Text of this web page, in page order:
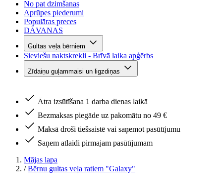
No pat dzimšanas
Aprūpes piederumi
Populāras preces
DĀVANAS
Gultas veļa bērniem
Sieviešu naktskrekli - Brīvā laika apģērbs
Zīdaiņu guļammaisi un ligzdiņas
Ātra izsūtīšana 1 darba dienas laikā
Bezmaksas piegāde uz pakomātu no 49 €
Maksā droši tiešsaistē vai saņemot pasūtījumu
Saņem atlaidi pirmajam pasūtījumam
Mājas lapa
/ Bērnu gultas veļa ratiem "Galaxy"